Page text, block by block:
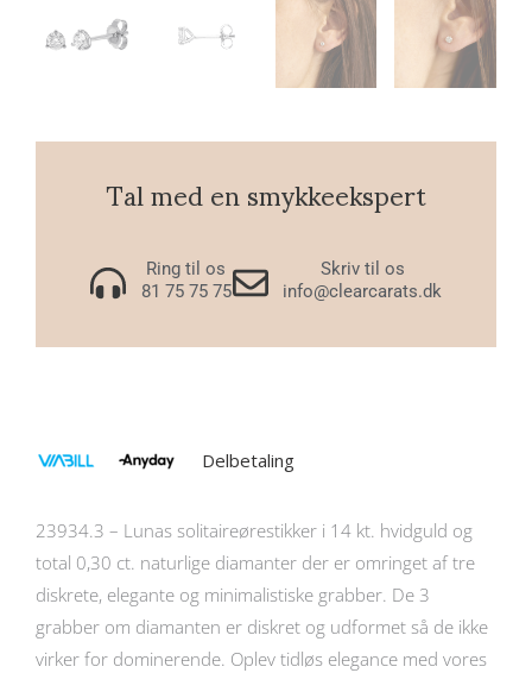
Tal med en smykkeekspert
Ring til os
81 75 75 75
Skriv til os
info@clearcarats.dk
Delbetaling
23934.3 – Lunas solitaireørestikker i 14 kt. hvidguld og
total 0,30 ct. naturlige diamanter der er omringet af tre
diskrete, elegante og minimalistiske grabber. De 3
grabber om diamanten er diskret og udformet så de ikke
virker for dominerende. Oplev tidløs elegance med vores